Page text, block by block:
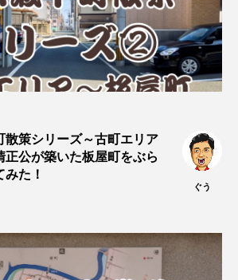
散策シリーズ～古町エリア
公が築いた板屋町をぶら
みた！
ぐう